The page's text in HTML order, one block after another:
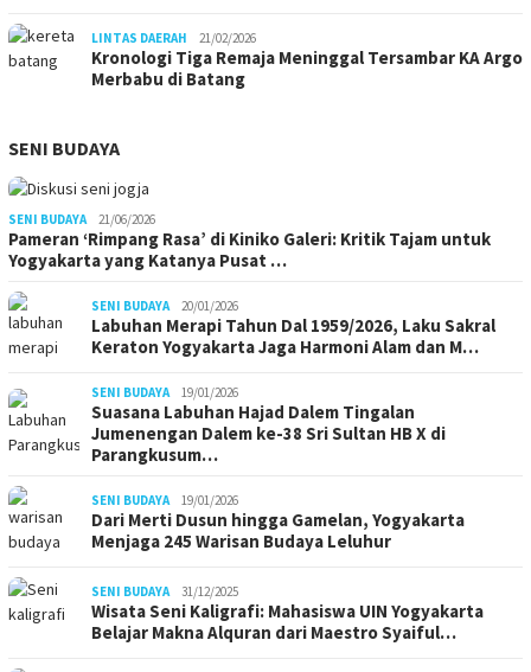
LINTAS DAERAH 21/02/2026
Kronologi Tiga Remaja Meninggal Tersambar KA Argo
Merbabu di Batang
SENI BUDAYA
SENI BUDAYA 21/06/2026
Pameran ‘Rimpang Rasa’ di Kiniko Galeri: Kritik Tajam untuk
Yogyakarta yang Katanya Pusat …
SENI BUDAYA 20/01/2026
Labuhan Merapi Tahun Dal 1959/2026, Laku Sakral
Keraton Yogyakarta Jaga Harmoni Alam dan M…
SENI BUDAYA 19/01/2026
Suasana Labuhan Hajad Dalem Tingalan
Jumenengan Dalem ke-38 Sri Sultan HB X di
Parangkusum…
SENI BUDAYA 19/01/2026
Dari Merti Dusun hingga Gamelan, Yogyakarta
Menjaga 245 Warisan Budaya Leluhur
SENI BUDAYA 31/12/2025
Wisata Seni Kaligrafi: Mahasiswa UIN Yogyakarta
Belajar Makna Alquran dari Maestro Syaiful…